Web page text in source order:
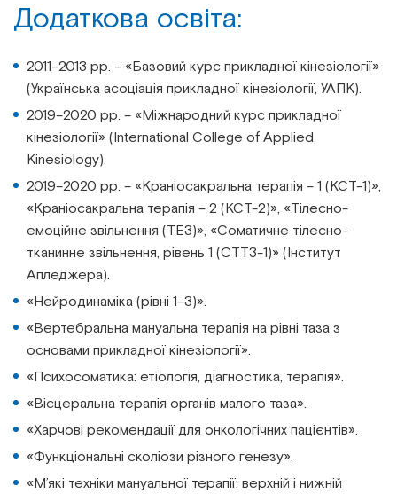
Додаткова освіта:
2011–2013 рр. – «Базовий курс прикладної кінезіології»
(Українська асоціація прикладної кінезіології, УАПК).
2019–2020 рр. – «Міжнародний курс прикладної
кінезіології» (International College of Applied
Kinesiology).
2019–2020 рр. – «Краніосакральна терапія – 1 (КСТ-1)»,
«Краніосакральна терапія – 2 (КСТ-2)», «Тілесно-
емоційне звільнення (ТЕЗ)», «Соматичне тілесно-
тканинне звільнення, рівень 1 (СТТЗ-1)» (Інститут
Апледжера).
«Нейродинаміка (рівні 1–3)».
«Вертебральна мануальна терапія на рівні таза з
основами прикладної кінезіології».
«Психосоматика: етіологія, діагностика, терапія».
«Вісцеральна терапія органів малого таза».
«Харчові рекомендації для онкологічних пацієнтів».
«Функціональні сколіози різного генезу».
«М’які техніки мануальної терапії: верхній і нижній